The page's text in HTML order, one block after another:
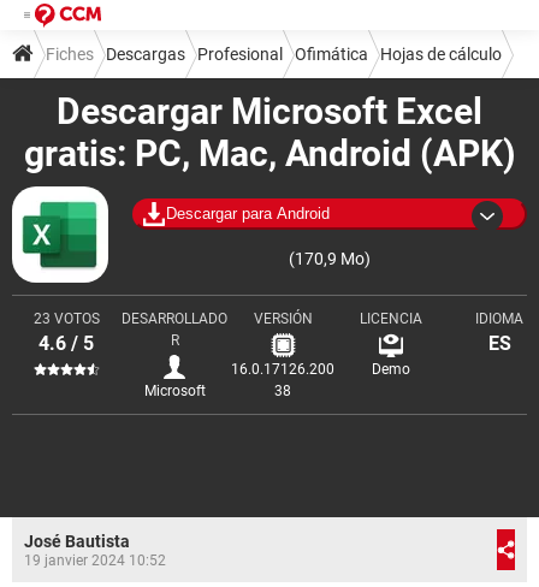
Descargar Microsoft Excel
gratis: PC, Mac, Android (APK)
Descargar para Android
(170,9 Mo)
23 VOTOS
4.6 / 5
DESARROLLADO
R
Microsoft
VERSIÓN
16.0.17126.200
38
LICENCIA
Demo
IDIOMA
ES
Fiches Descargas Profesional Ofimática Hojas de cálculo
José Bautista
19 janvier 2024 10:52